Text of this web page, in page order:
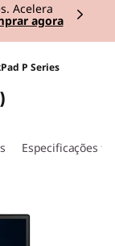
Acelera
agora
P Series
Especificações